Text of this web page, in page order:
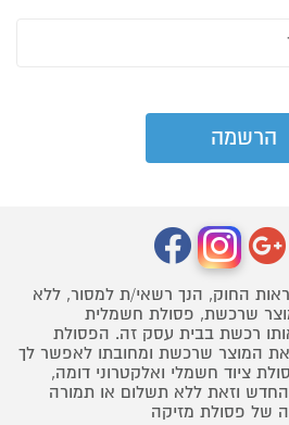
החוק, הנך רשאי/ת למסור, ללא
שרכשת, פסולת חשמלית
רכשת בבית עסק זה. הפסולת
המוצר שרכשת ומחובתו לאפשר לך
ציוד חשמלי ואלקטרוני דומה,
וזאת ללא תשלום או תמורה
של פסולת מזיקה